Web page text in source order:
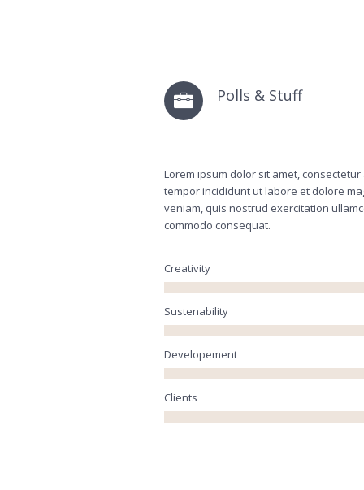
Polls & Stuff
Lorem ipsum dolor sit amet,
tempor incididunt ut labore et dolore
veniam, quis nostrud exercitation
commodo consequat.
Creativity
Sustenability
Developement
Clients